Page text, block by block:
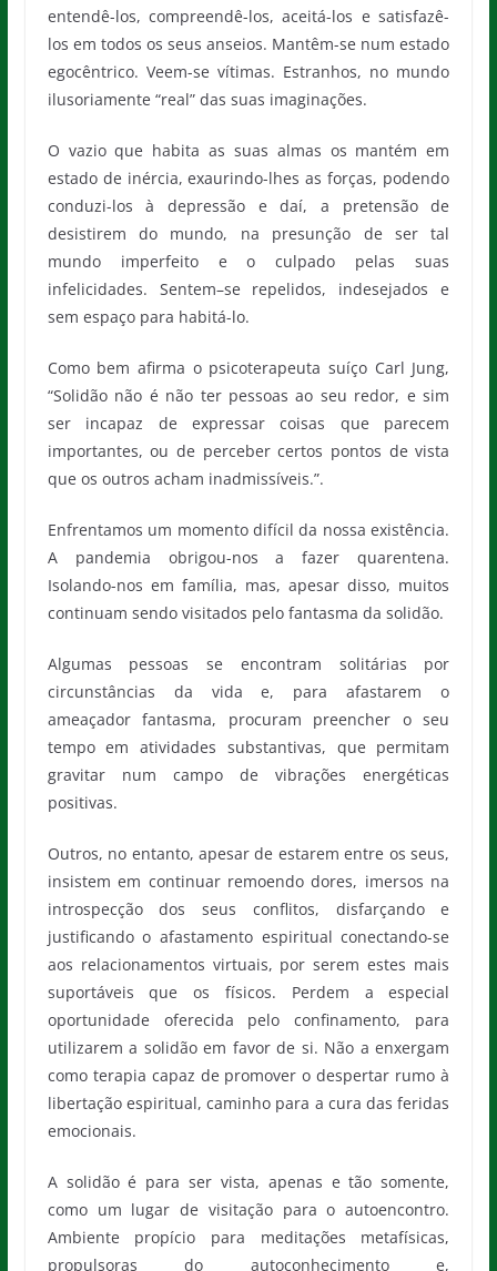
entendê-los, compreendê-los, aceitá-los e satisfazê-
los em todos os seus anseios. Mantêm-se num estado
egocêntrico. Veem-se vítimas. Estranhos, no mundo
ilusoriamente “real” das suas imaginações.
O vazio que habita as suas almas os mantém em
estado de inércia, exaurindo-lhes as forças, podendo
conduzi-los à depressão e daí, a pretensão de
desistirem do mundo, na presunção de ser tal
mundo imperfeito e o culpado pelas suas
infelicidades. Sentem–se repelidos, indesejados e
sem espaço para habitá-lo.
Como bem afirma o psicoterapeuta suíço Carl Jung,
“Solidão não é não ter pessoas ao seu redor, e sim
ser incapaz de expressar coisas que parecem
importantes, ou de perceber certos pontos de vista
que os outros acham inadmissíveis.”.
Enfrentamos um momento difícil da nossa existência.
A pandemia obrigou-nos a fazer quarentena.
Isolando-nos em família, mas, apesar disso, muitos
continuam sendo visitados pelo fantasma da solidão.
Algumas pessoas se encontram solitárias por
circunstâncias da vida e, para afastarem o
ameaçador fantasma, procuram preencher o seu
tempo em atividades substantivas, que permitam
gravitar num campo de vibrações energéticas
positivas.
Outros, no entanto, apesar de estarem entre os seus,
insistem em continuar remoendo dores, imersos na
introspecção dos seus conflitos, disfarçando e
justificando o afastamento espiritual conectando-se
aos relacionamentos virtuais, por serem estes mais
suportáveis que os físicos. Perdem a especial
oportunidade oferecida pelo confinamento, para
utilizarem a solidão em favor de si. Não a enxergam
como terapia capaz de promover o despertar rumo à
libertação espiritual, caminho para a cura das feridas
emocionais.
A solidão é para ser vista, apenas e tão somente,
como um lugar de visitação para o autoencontro.
Ambiente propício para meditações metafísicas,
propulsoras do autoconhecimento e,